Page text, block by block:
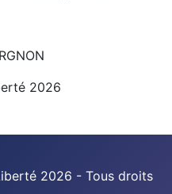
2026
2026 - Tous droits